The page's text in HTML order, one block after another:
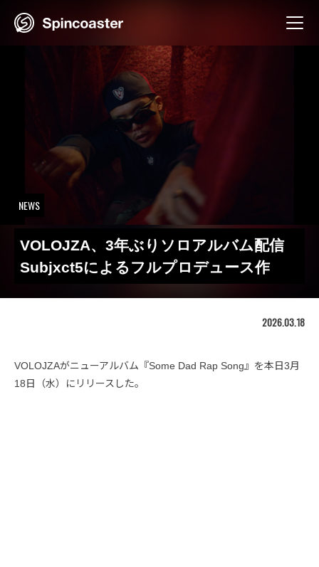
NEWS
VOLOJZA、3年ぶりソロアルバム配信
Subjxct5によるフルプロデュース作
2026.03.18
VOLOJZAがニューアルバム『Some Dad Rap Song』を本日3月
18日（水）にリリースした。